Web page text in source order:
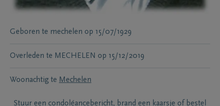
Geboren te mechelen op 15/07/1929
Overleden te MECHELEN op 15/12/2019
Woonachtig te Mechelen
Stuur een condoléancebericht, brand een kaarsje of bestel